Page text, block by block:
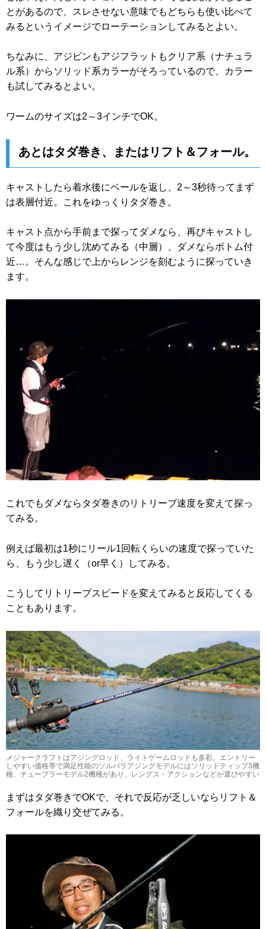
とがあるので、スレさせない意味でもどちらも使い比べて
みるというイメージでローテーションしてみるとよい。
ちなみに、アジピンもアジフラットもクリア系（ナチュラ
ル系）からソリッド系カラーがそろっているので、カラー
も試してみるとよい。
ワームのサイズは2～3インチでOK。
あとはタダ巻き、またはリフト＆フォール。
キャストしたら着水後にベールを返し、2～3秒待ってまず
は表層付近。これをゆっくりタダ巻き。
キャスト点から手前まで探ってダメなら、再びキャストし
て今度はもう少し沈めてみる（中層）、ダメならボトム付
近…。そんな感じで上からレンジを刻むように探っていき
ます。
これでもダメならタダ巻きのリトリーブ速度を変えて探っ
てみる。
例えば最初は1秒にリール1回転くらいの速度で探っていた
ら、もう少し遅く（or早く）してみる。
こうしてリトリーブスピードを変えてみると反応してくる
こともあります。
メジャークラフトはアジングロッド、ライトゲームロッドも多彩。エントリー
しやすい価格帯で満足性能のソルパラアジングモデルにはソリッドティップ3機
種、チューブラーモデル2機種があり、レングス・アクションなどが選びやすい
まずはタダ巻きでOKで、それで反応が乏しいならリフト＆
フォールを織り交ぜてみる。